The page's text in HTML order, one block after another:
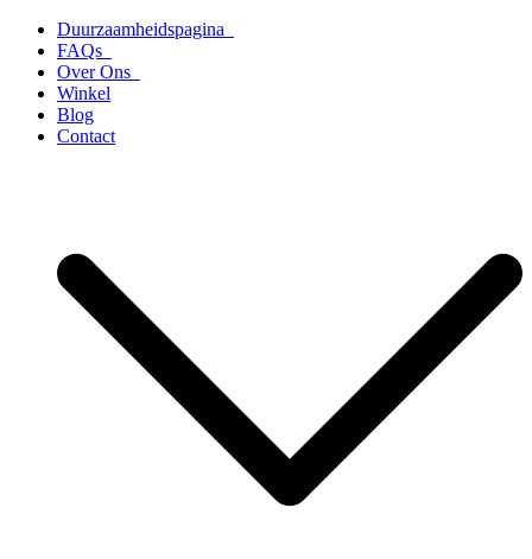
naar
inhoud
Duurzaamheidspagina
FAQs
Over Ons
Winkel
Blog
Contact